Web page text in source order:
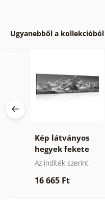
Ugyanebből a kollekcióból
Kép látványos
hegyek fekete
fehérben
Az indíték szerint
16 665 Ft